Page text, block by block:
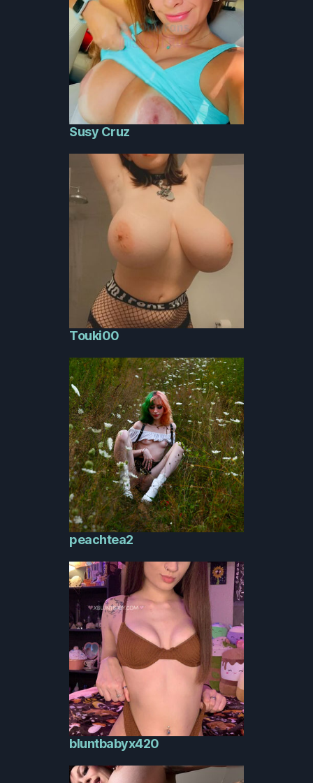
Susy Cruz
Touki00
peachtea2
bluntbabyx420